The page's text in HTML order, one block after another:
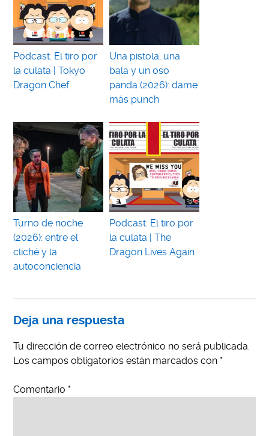
Podcast: El tiro por
la culata | Tokyo
Dragon Chef
Una pistola, una
bala y un oso
panda (2026): dame
más punch
Turno de noche
(2026): entre el
cliché y la
autoconciencia
Podcast: El tiro por
la culata | The
Dragon Lives Again
Deja una respuesta
Tu dirección de correo electrónico no será publicada.
Los campos obligatorios están marcados con *
Comentario *